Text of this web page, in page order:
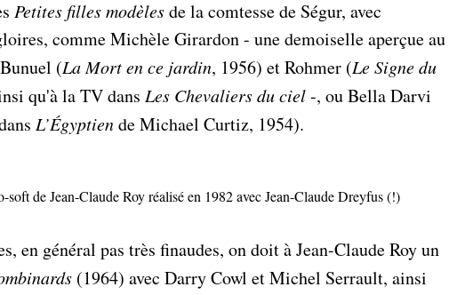
Petites filles modèlesde la comtesse de Ségur, avec
comme Michèle Girardon - une demoiselle aperçue au
(La Mort en ce jardin, 1956) et Rohmer (Le Signe du
qu'à la TV dans Les Chevaliers du ciel-, ou Bella Darvi
L’Égyptiende Michael Curtiz, 1954).
de Jean-Claude Roy réalisé en 1982 avec Jean-Claude Dreyfus (!)
en général pas très finaudes, on doit à Jean-Claude Roy un
(1964) avec Darry Cowl et Michel Serrault, ainsi